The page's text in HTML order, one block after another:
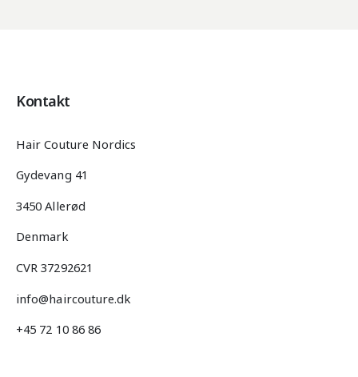
Kontakt
Hair Couture Nordics
Gydevang 41
3450 Allerød
Denmark
CVR 37292621
info@haircouture.dk
+45 72 10 86 86